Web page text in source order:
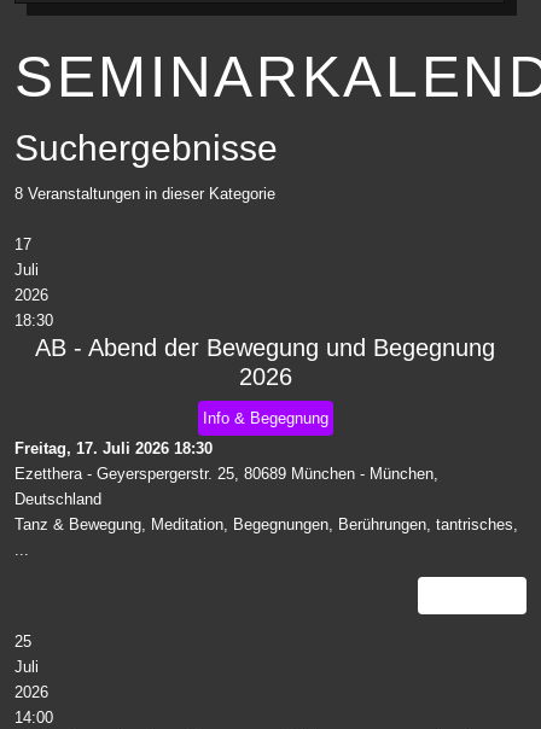
Suchergebnisse
8 Veranstaltungen in dieser Kategorie
17
Juli
2026
18:30
AB - Abend der Bewegung und Begegnung
2026
Info & Begegnung
Freitag, 17. Juli 2026 18:30
Ezetthera - Geyerspergerstr. 25, 80689 München - München,
Deutschland
Tanz & Bewegung, Meditation, Begegnungen, Berührungen, tantrisches,
25
Juli
2026
14:00